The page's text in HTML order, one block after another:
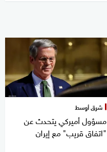
شرق أوسط
مسؤول أميركي يتحدث عن
"اتفاق قريب" مع إيران